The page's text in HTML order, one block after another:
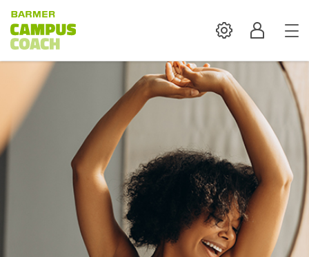
SettingsProfil